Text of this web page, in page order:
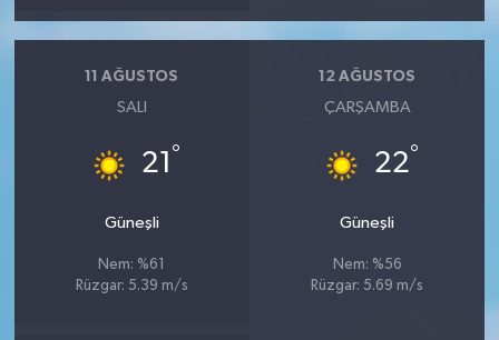
11 AĞUSTOS
SALI
21 °
Güneşli
Nem: %61
Rüzgar: 5.39 m/s
12 AĞUSTOS
ÇARŞAMBA
22°
Güneşli
Nem: %56
Rüzgar: 5.69 m/s